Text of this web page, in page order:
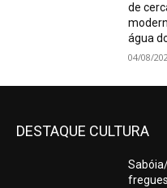
de
água
04/08/
DESTAQUE CULTURA